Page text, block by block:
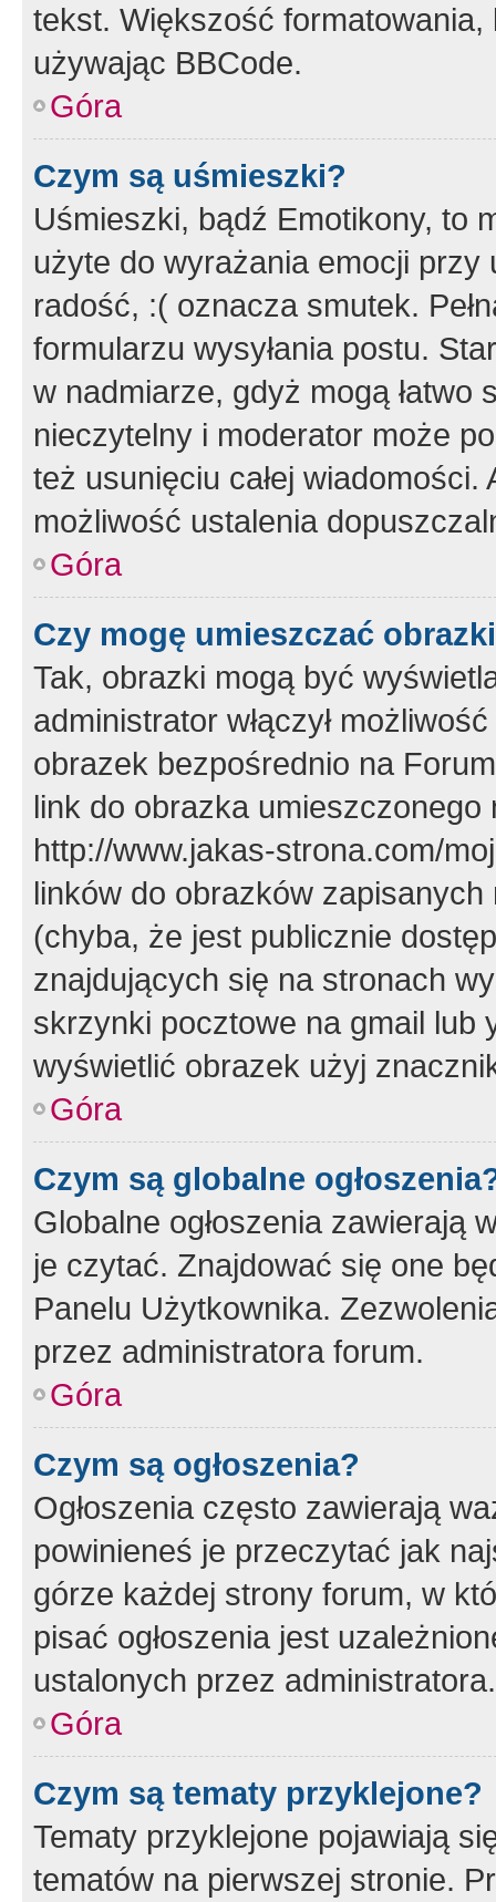
tekst. Większość
używając BBCode.
Góra
Czym są uśmieszki?
Uśmieszki, bądź Emotikony, to
użyte do wyrażania emocji
radość, :( oznacza smutek.
formularzu wysyłania postu.
w nadmiarze, gdyż mogą
nieczytelny i moderator może
też usunięciu całej
możliwość ustalenia
Góra
Czy mogę umieszczać
Tak, obrazki mogą być
administrator włączył
obrazek bezpośrednio na
link do obrazka
http://www.jakas-strona.com/
linków do obrazków
(chyba, że jest publicznie
znajdujących się na stronach
skrzynki pocztowe na gmail lub
wyświetlić obrazek użyj
Góra
Czym są globalne
Globalne ogłoszenia zawierają
je czytać. Znajdować się one
Panelu Użytkownika.
przez administratora forum.
Góra
Czym są ogłoszenia?
Ogłoszenia często zawierają
powinieneś je przeczytać jak
górze każdej strony forum, w
pisać ogłoszenia jest
ustalonych przez administratora.
Góra
Czym są tematy przyklejone?
Tematy przyklejone pojawiają
tematów na pierwszej stronie.